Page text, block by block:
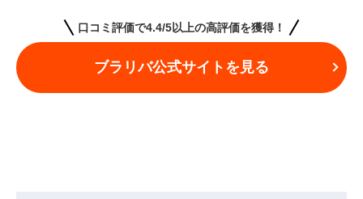
口コミ評価で4.4/5以上の高評価を獲得！
ブラリバ公式サイトを見る